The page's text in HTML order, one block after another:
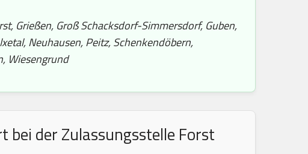
Grießen, Groß Schacksdorf-Simmersdorf, Guben,
Neuhausen, Peitz, Schenkendöbern,
Wiesengrund
der Zulassungsstelle Forst